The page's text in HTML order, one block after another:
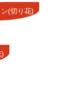
(切り花)
)